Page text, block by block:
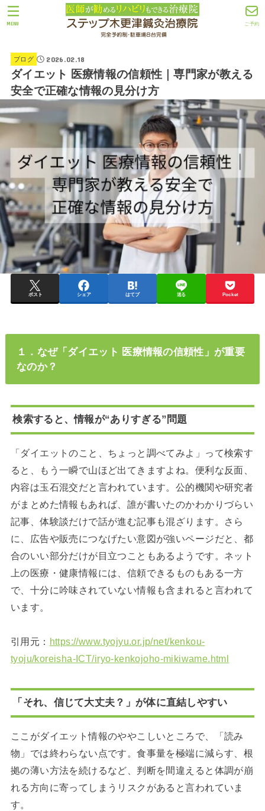
ご予約
MENU
ブログ 2026.02.18
ダイエット 医療情報の信頼性｜専門家が教える
安全で正確な情報の見分け方
ポスト シェア はてブ 送る Pocket
１．なぜ「ダイエット 医療情報の信頼性」が重要
なのか？
検索すると、情報が“ありすぎる”問題
「ダイエットのこと、ちょっと調べてみよ」って検索す
ると、もう一瞬で山ほど出てきますよね。便利な反面、
内容は玉石混交だと言われています。公的機関や研究者
がまとめた情報もあれば、誰が書いたのかわかりづらい
記事、体験談だけで話が進む記事も混ざります。さら
に、広告や販売につなげたい意図が強いページだと、都
合のいい部分だけが目立つこともあるようです。ネット
上の医療・健康情報には、信頼できるものもある一方
で、十分に吟味されていない情報も含まれると言われて
います。
引用元： https://www.tyojyu.or.jp/net/kenkou-
tyoju/koreisha-ICT/iryo-kenkojoho-mikiwame.html
「それ、信じて大丈夫？」が体に直結しやすい
ここがダイエット情報のややこしいところで、「読み
物」では終わらない点です。食事量を極端に減らす、根
拠の薄い方法を続けるなど、判断を間違えると体調が崩
れる方向に寄ってしまうリスクがあると言われていま
す。